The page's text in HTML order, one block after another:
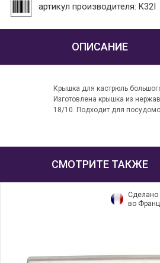
артикул производителя: K32I
ОПИСАНИЕ
Крышка для кастрюль
Изготовлена крышка из
18/10. Подходит для
СМОТРИТЕ ТАКЖЕ
Сделано
во